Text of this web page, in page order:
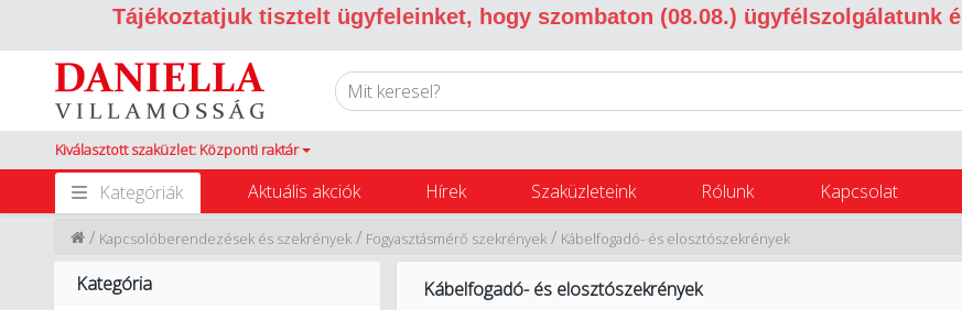
Tájékoztatjuk tisztelt ügyfeleinket, hogy szombaton (08.08.) ügyfélszolgálatunk
Kiválasztott szaküzlet: Központi raktár
Kategóriák Aktuális akciók Hírek Szaküzleteink Rólunk Kapcsolat
Kábelfogadó- és elosztószekrények
/
Fogyasztásmérő szekrények
/
Kapcsolóberendezések és szekrények
/
Kategória
Kábelfogadó- és elosztószekrények